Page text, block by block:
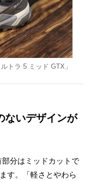
トラ 5 ミッド GTX」
ないデザインが
分はミッドカットで
す。「軽さとやわら